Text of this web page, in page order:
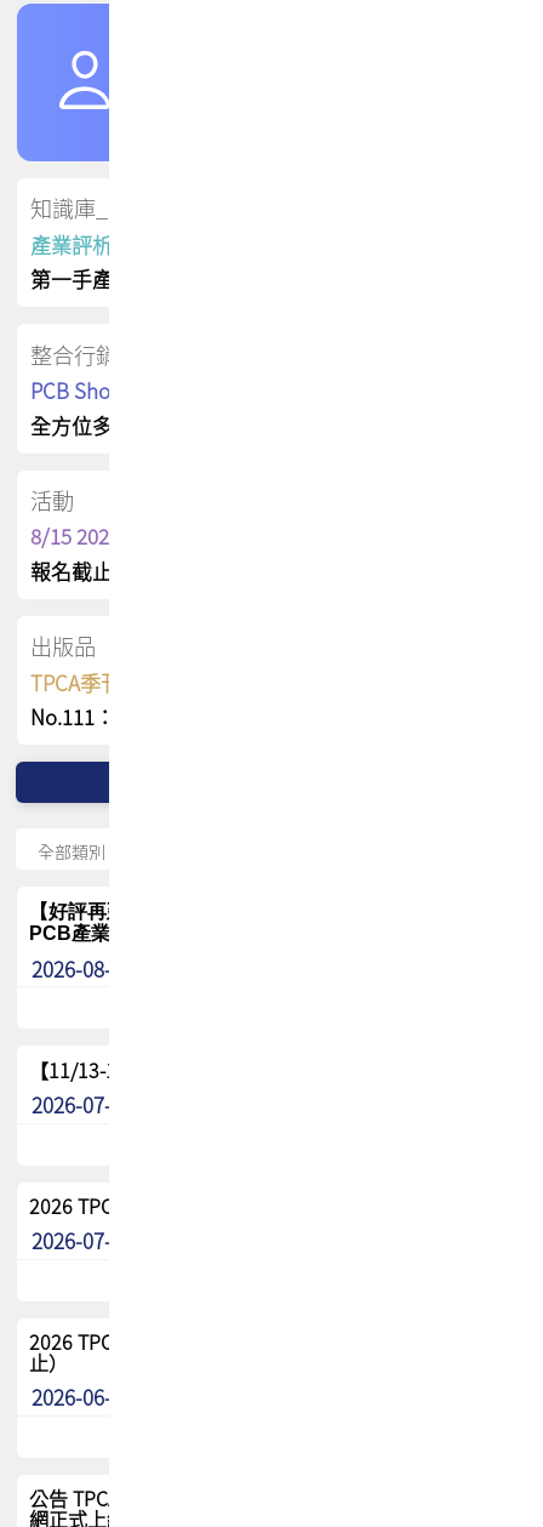
知識庫_會員專屬
產業評析報告
第一手產業資訊
整合行銷
PCB Shop 採購指南
全方位多元曝光方案
活動
8/15 2026 TPCA健康盃保齡球聯誼賽
報名截止日 : 8/3 活動日期 : 8/15
出版品
TPCA季刊 FREE 線上版
No.111：PCB全球風險布局與韌性
【好評再延長】PCB GPT 全面開放體驗延長到8月!!
PCB產業專屬 AI 知識平台
2026-08-04
【11/13-15】2026 TPCA 百岳登頂_南橫三星
2026-07-22
2026 TPCA中南區會員問卷暨7/31交流餐敘報名
2026-07-08
2026 TPCA健康盃保齡球聯誼賽 熱烈報名中（8/3報名截
止）
2026-06-29
公告 TPCA 台灣電路板協會官網將迎來新面貌，7/1 新官
網正式上線！